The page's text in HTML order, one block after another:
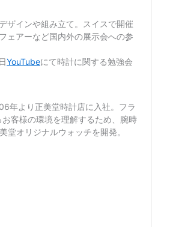
ザインや組み立て。スイスで開催
ェアーなど国内外の展示会への参
YouTubeにて時計に関する勉強会
年より正美堂時計店に入社。フラ
客様の環境を理解するため、腕時
オリジナルウォッチを開発。